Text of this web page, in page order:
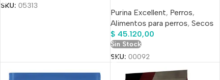
SKU: 05313
Purina Excellent, Perros,
Alimentos para perros, Secos
$ 45.120,00
Sin Stock
SKU: 00092